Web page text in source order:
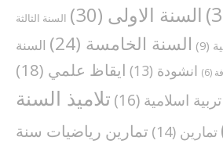
السنة الاولى (30)
السنة الثالثة
(9) السنة الخامسة (24)
السنة
(6) انشودة (13) ايقاظ علمي (18)
تربية اسلامية (16)
تلاميذ السنة
تمارين (14)
تمارين رياضيات سنة